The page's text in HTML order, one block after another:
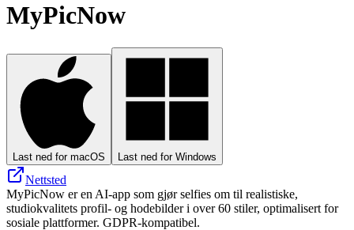
MyPicNow
Last ned for macOS Last ned for Windows
Nettsted
MyPicNow er en AI-app som gjør selfies om til realistiske,
studiokvalitets profil- og hodebilder i over 60 stiler, optimalisert for
sosiale plattformer. GDPR-kompatibel.